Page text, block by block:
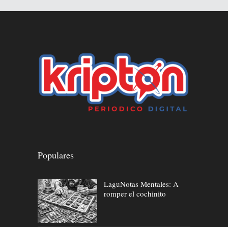
Populares
LaguNotas Mentales: A
romper el cochinito